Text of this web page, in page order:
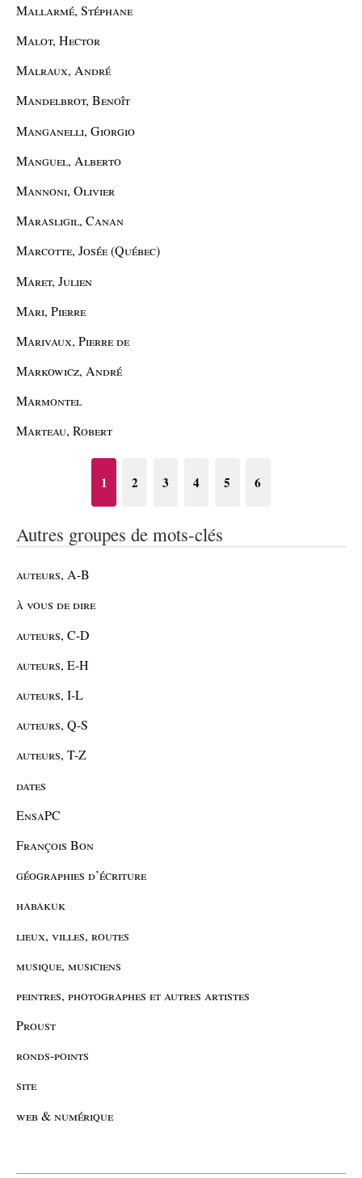
Mallarmé, Stéphane
Malot, Hector
Malraux, André
Mandelbrot, Benoît
Manganelli, Giorgio
Manguel, Alberto
Mannoni, Olivier
Marasligil, Canan
Marcotte, Josée (Québec)
Maret, Julien
Mari, Pierre
Marivaux, Pierre de
Markowicz, André
Marmontel
Marteau, Robert
1 2 3 4 5 6
Autres groupes de mots-clés
auteurs, A-B
à vous de dire
auteurs, C-D
auteurs, E-H
auteurs, I-L
auteurs, Q-S
auteurs, T-Z
dates
EnsaPC
François Bon
géographies d’écriture
habakuk
lieux, villes, routes
musique, musiciens
peintres, photographes et autres artistes
Proust
ronds-points
site
web & numérique